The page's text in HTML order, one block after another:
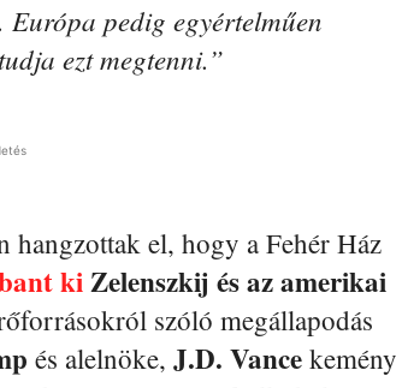
pedig egyértelműen
ezt megtenni.”
hangzottak el, hogy a Fehér Ház
kiZelenszkij és az amerikai
szóló megállapodás
és alelnöke, J.D. Vance kemény